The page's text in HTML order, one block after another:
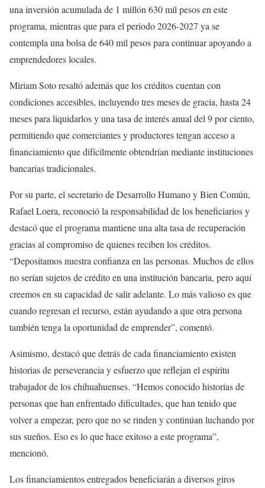
una inversión acumulada de 1 millón 630 mil pesos en este
programa, mientras que para el periodo 2026-2027 ya se
contempla una bolsa de 640 mil pesos para continuar apoyando a
emprendedores locales.
Miriam Soto resaltó además que los créditos cuentan con
condiciones accesibles, incluyendo tres meses de gracia, hasta 24
meses para liquidarlos y una tasa de interés anual del 9 por ciento,
permitiendo que comerciantes y productores tengan acceso a
financiamiento que difícilmente obtendrían mediante instituciones
bancarias tradicionales.
Por su parte, el secretario de Desarrollo Humano y Bien Común,
Rafael Loera, reconoció la responsabilidad de los beneficiarios y
destacó que el programa mantiene una alta tasa de recuperación
gracias al compromiso de quienes reciben los créditos.
“Depositamos nuestra confianza en las personas. Muchos de ellos
no serían sujetos de crédito en una institución bancaria, pero aquí
creemos en su capacidad de salir adelante. Lo más valioso es que
cuando regresan el recurso, están ayudando a que otra persona
también tenga la oportunidad de emprender”, comentó.
Asimismo, destacó que detrás de cada financiamiento existen
historias de perseverancia y esfuerzo que reflejan el espíritu
trabajador de los chihuahuenses. “Hemos conocido historias de
personas que han enfrentado dificultades, que han tenido que
volver a empezar, pero que no se rinden y continúan luchando por
sus sueños. Eso es lo que hace exitoso a este programa”,
mencionó.
Los financiamientos entregados beneficiarán a diversos giros